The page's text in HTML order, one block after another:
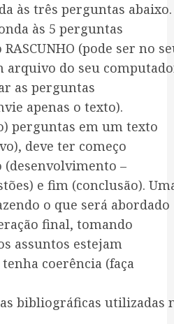
às três perguntas abaixo.
às 5 perguntas
(pode ser no
arquivo do seu
as perguntas
apenas o texto).
perguntas em um texto
deve ter começo
–
e fim (conclusão).
o que será abordado
final, tomando
assuntos estejam
coerência (faça
bibliográficas utilizadas